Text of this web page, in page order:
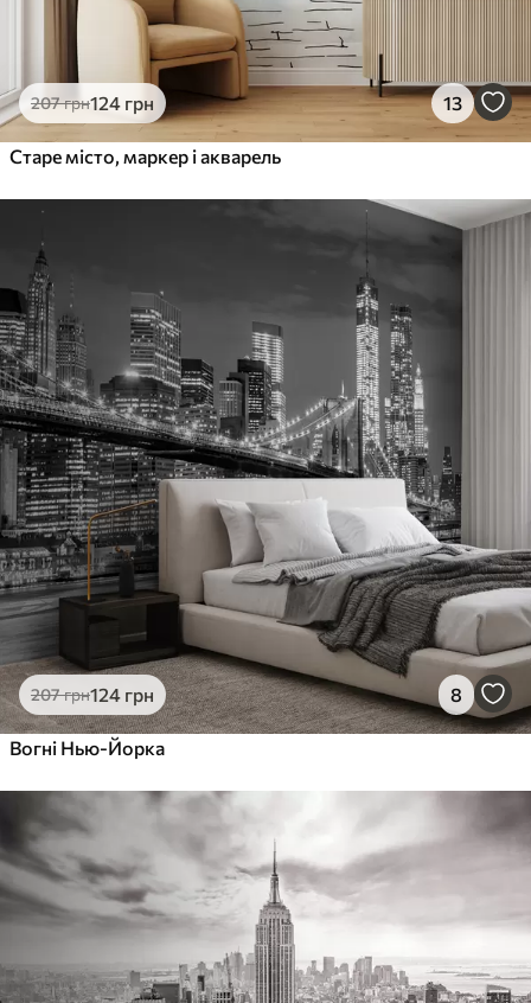
207грн124 грн 13
Старе місто, маркер і акварель
207грн124 грн 8
Вогні Нью-Йорка